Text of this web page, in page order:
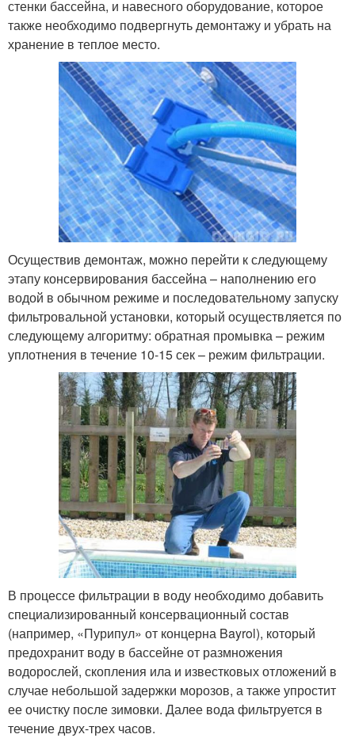
стенки бассейна, и навесного оборудование, которое
также необходимо подвергнуть демонтажу и убрать на
хранение в теплое место.
Осуществив демонтаж, можно перейти к следующему
этапу консервирования бассейна – наполнению его
водой в обычном режиме и последовательному запуску
фильтровальной установки, который осуществляется по
следующему алгоритму: обратная промывка – режим
уплотнения в течение 10-15 сек – режим фильтрации.
В процессе фильтрации в воду необходимо добавить
специализированный консервационный состав
(например, «Пурипул» от концерна Bayrol), который
предохранит воду в бассейне от размножения
водорослей, скопления ила и известковых отложений в
случае небольшой задержки морозов, а также упростит
ее очистку после зимовки. Далее вода фильтруется в
течение двух-трех часов.